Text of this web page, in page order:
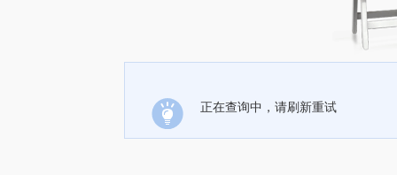
正在查询中，请刷新重试